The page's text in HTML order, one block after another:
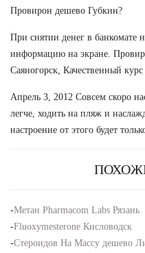
Провирон дешево Губкин?
При снятии денег в банкомате
информацию на экране.
Саяногорск, Качественный курс
Апрель 3, 2012 Совсем скоро
легче, ходить на пляж и
настроение от этого будет
-Метан Pharmacom Labs Рязань
-Fluoxymesterone Кисловодск
-Стероидов На Массу дешево